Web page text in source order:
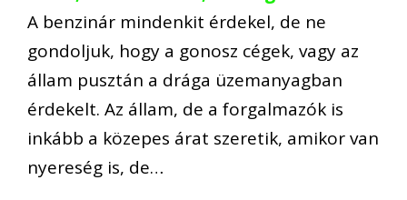
A benzinár mindenkit érdekel, de ne
gondoljuk, hogy a gonosz cégek, vagy az
állam pusztán a drága üzemanyagban
érdekelt. Az állam, de a forgalmazók is
inkább a közepes árat szeretik, amikor van
nyereség is, de…